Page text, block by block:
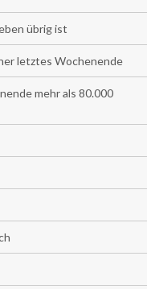
übrig ist
letztes Wochenende
mehr als 80.000